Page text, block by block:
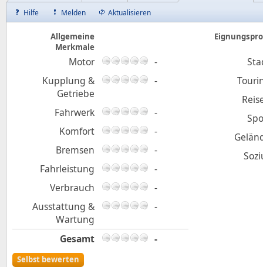
Hilfe
Melden Aktualisieren
Allgemeine
Merkmale
Motor
-
Kupplung &
Getriebe
-
Fahrwerk
-
Komfort
-
Bremsen
-
Fahrleistung
-
Verbrauch
-
Ausstattung &
Wartung
-
Gesamt -
Selbst bewerten